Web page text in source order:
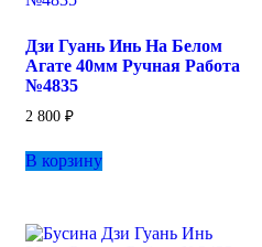
Дзи Гуань Инь На Белом
Агате 40мм Ручная Работа
№4835
2 800 ₽
В корзину